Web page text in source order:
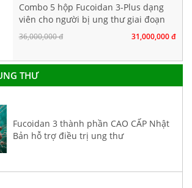
Combo 5 hộp Fucoidan 3-Plus dạng
viên cho người bị ung thư giai đoạn
đầu
36,000,000 đ 31,000,000 đ
THƯ
Fucoidan 3 thành phần CAO CẤP Nhật
Bản hỗ trợ điều trị ung thư